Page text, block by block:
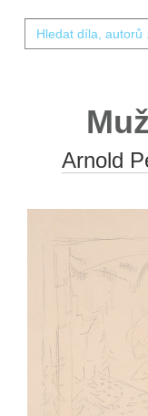
Arnold